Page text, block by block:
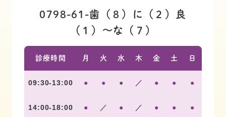
0798-61-歯（８）に（２）良
（１）〜な（７）
診療時間 月 火 水 木 金 土 日
09:30-13:00 ● ● ● ／ ● ● ●
14:00-18:00 ● ／ ● ／ ● ● ●